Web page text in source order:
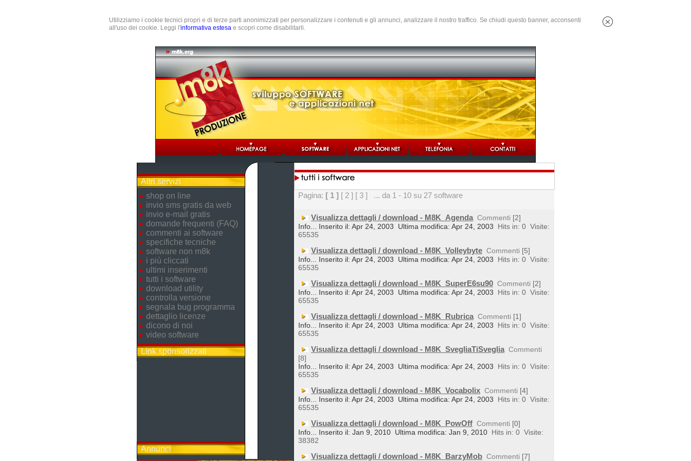
Utilizziamo i cookie tecnici propri e di terze parti anonimizzati per personalizzare i contenuti e gli annunci, analizzare il nostro traffico. Se chiudi questo banner, acconsenti
all'uso dei cookie. Leggi l'informativa estesa e scopri come disabilitarli.
Altri servizi
shop on line
invio sms gratis da web
invio e-mail gratis
domande frequenti (FAQ)
commenti ai software
specifiche tecniche
software non m8k
i più cliccati
ultimi inserimenti
tutti i software
download utility
controlla versione
segnala bug programma
dettaglio licenze
dicono di noi
video software
Link sponsorizzati
Annunci
Pagina: [ 1 ] [ 2 ] [ 3 ] ... da 1 - 10 su 27 software
Visualizza dettagli / download - M8K_Agenda Commenti [2]
Info... Inserito il: Apr 24, 2003
Ultima modifica: Apr 24, 2003 Hits in: 0 Visite:
65535
Visualizza dettagli / download - M8K_Volleybyte Commenti [5]
Info... Inserito il: Apr 24, 2003
Ultima modifica: Apr 24, 2003 Hits in: 0 Visite:
65535
Visualizza dettagli / download - M8K_SuperE6su90 Commenti [2]
Info... Inserito il: Apr 24, 2003
Ultima modifica: Apr 24, 2003 Hits in: 0 Visite:
65535
Visualizza dettagli / download - M8K_Rubrica Commenti [1]
Info... Inserito il: Apr 24, 2003
Ultima modifica: Apr 24, 2003 Hits in: 0 Visite:
65535
Visualizza dettagli / download - M8K_SvegliaTiSveglia Commenti
[8]
Info... Inserito il: Apr 24, 2003
Ultima modifica: Apr 24, 2003 Hits in: 0 Visite:
65535
Visualizza dettagli / download - M8K_Vocabolix Commenti [4]
Info... Inserito il: Apr 24, 2003
Ultima modifica: Apr 24, 2003 Hits in: 0 Visite:
65535
Visualizza dettagli / download - M8K_PowOff Commenti [0]
Info... Inserito il: Jan 9, 2010 Ultima modifica: Jan 9, 2010 Hits in: 0 Visite:
38382
Visualizza dettagli / download - M8K_BarzyMob Commenti [7]